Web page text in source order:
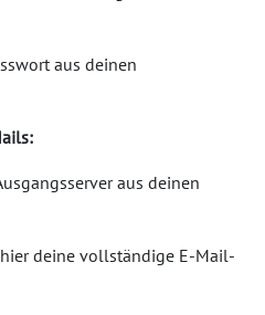
aus deinen
aus deinen
deine vollständige E-Mail-